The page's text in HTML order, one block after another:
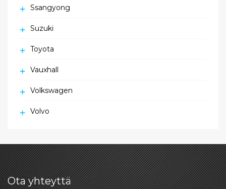
Ssangyong
Suzuki
Toyota
Vauxhall
Volkswagen
Volvo
Ota yhteyttä